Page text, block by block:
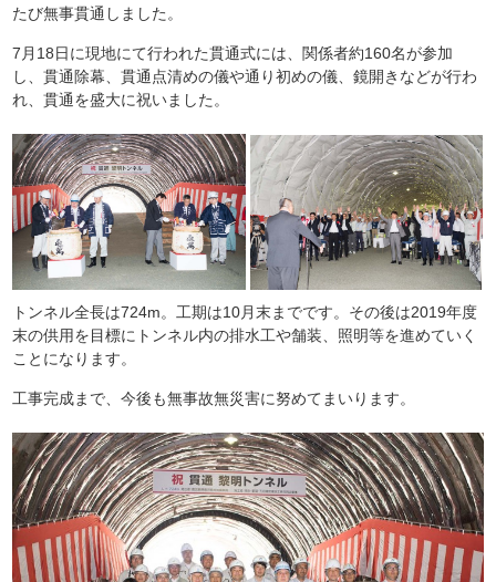
たび無事貫通しました。
7月18日に現地にて行われた貫通式には、関係者約160名が参加
し、貫通除幕、貫通点清めの儀や通り初めの儀、鏡開きなどが行わ
れ、貫通を盛大に祝いました。
トンネル全長は724m。工期は10月末までです。その後は2019年度
末の供用を目標にトンネル内の排水工や舗装、照明等を進めていく
ことになります。
工事完成まで、今後も無事故無災害に努めてまいります。